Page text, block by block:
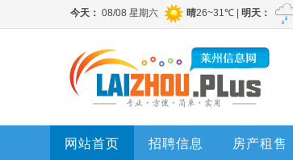
网站首页 招聘信息 房产租售